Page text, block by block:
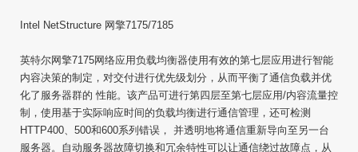
Intel NetStructure 网擎7175/7185
英特尔网擎7175网络应用负载均衡器使用有效的第七层应用进行智能
内容决策的制定，对交付进行优先级划分，从而平衡了通信负载并优
化了服务器群的 性能。该产品可进行第四层至第七层应用/内容流量控
制，使用基于实际响应时间的负载均衡进行通信管理，还可检测
HTTP400、500和600系列错误， 并透明地将通信重新导向至另一台
服务器。自动服务器故障切换和冗余特性可以让通信绕过故障点，从